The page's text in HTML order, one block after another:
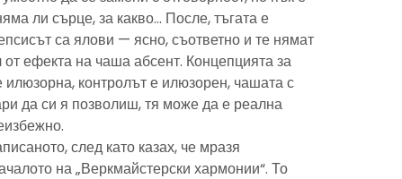
ли сърце, за какво… После, тъгата е
са ялови — ясно, съответно и те нямат
ефекта на чаша абсент. Концепцията за
илюзорна, контролът е илюзорен, чашата с
да си я позволиш, тя може да е реална
след като казах, че мразя
на „Веркмайстерски хармонии“. То